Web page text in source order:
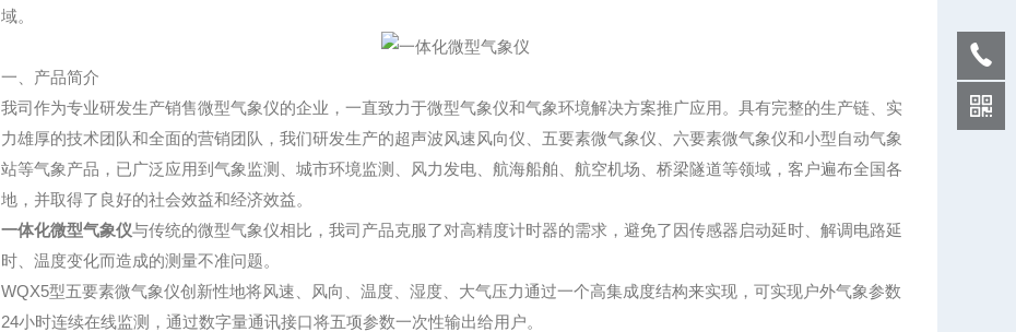
域。
一、产品简介
我司作为专业研发生产销售微型气象仪的企业，一直致力于微型气象仪和气象环境解决方案推广应用。具有完整的生产链、实
力雄厚的技术团队和全面的营销团队，我们研发生产的超声波风速风向仪、五要素微气象仪、六要素微气象仪和小型自动气象
站等气象产品，已广泛应用到气象监测、城市环境监测、风力发电、航海船舶、航空机场、桥梁隧道等领域，客户遍布全国各
地，并取得了良好的社会效益和经济效益。
一体化微型气象仪与传统的微型气象仪相比，我司产品克服了对高精度计时器的需求，避免了因传感器启动延时、解调电路延
时、温度变化而造成的测量不准问题。
WQX5型五要素微气象仪创新性地将风速、风向、温度、湿度、大气压力通过一个高集成度结构来实现，可实现户外气象参数
24小时连续在线监测，通过数字量通讯接口将五项参数一次性输出给用户。